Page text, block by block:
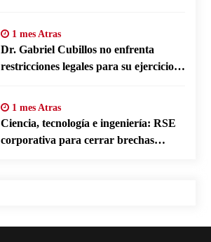
1 mes Atras
Dr. Gabriel Cubillos no enfrenta
restricciones legales para su ejercicio,
1 mes Atras
Ciencia, tecnología e ingeniería: RSE
corporativa para cerrar brechas